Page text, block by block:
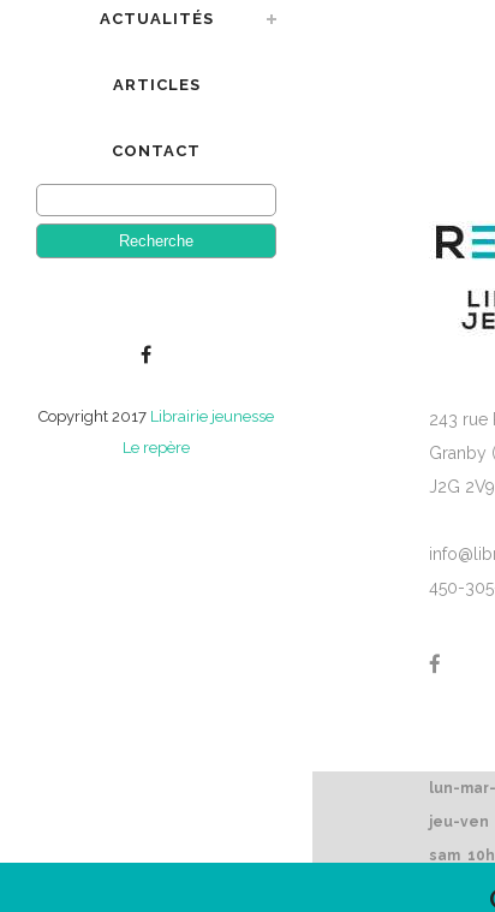
ACTUALITÉS
ARTICLES
CONTACT
Copyright 2017 Librairie jeunesse
Le repère
243 rue
Granby
J2G 2V9
450-
lun-
jeu-ven
sam
dim